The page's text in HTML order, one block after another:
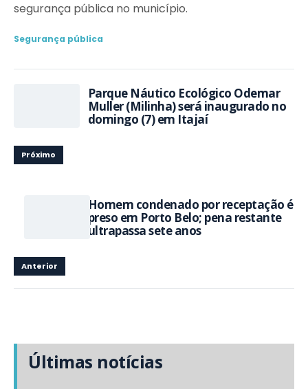
segurança pública no município.
Segurança pública
Parque Náutico Ecológico Odemar
Muller (Milinha) será inaugurado no
domingo (7) em Itajaí
Próximo
Homem condenado por receptação é
preso em Porto Belo; pena restante
ultrapassa sete anos
Anterior
Últimas notícias